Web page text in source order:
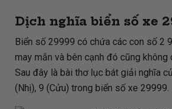
Dịch nghĩa biển số xe
Biển số 29999 có chứa các con số 2
may mắn và bên cạnh đó cũng không
Sau đây là bài thơ lục bát giải nghĩa
(Nhị), 9 (Cửu) trong biển số xe 29999.